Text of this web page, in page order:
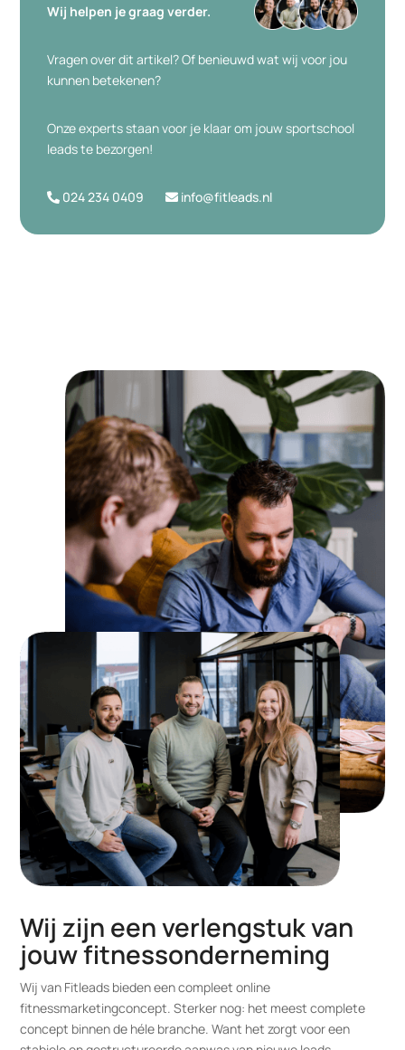
Wij helpen je graag verder.
Vragen over dit artikel? Of benieuwd wat wij voor jou
kunnen betekenen?
Onze experts staan voor je klaar om jouw sportschool
leads te bezorgen!
024 234 0409 info@fitleads.nl
Wij zijn een verlengstuk van
jouw fitnessonderneming
Wij van Fitleads bieden een compleet online
fitnessmarketingconcept. Sterker nog: het meest complete
concept binnen de héle branche. Want het zorgt voor een